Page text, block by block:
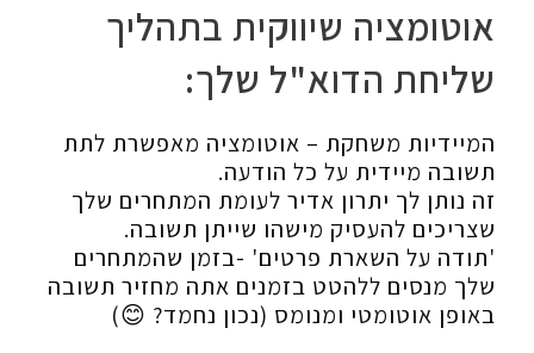
אוטומציה שיווקית בתהליך
שליחת הדוא"ל שלך:
המיידיות משחקת – אוטומציה מאפשרת לתת
תשובה מיידית על כל הודעה.
זה נותן לך יתרון אדיר לעומת המתחרים שלך
שצריכים להעסיק מישהו שייתן תשובה.
'תודה על השארת פרטים' -בזמן שהמתחרים
שלך מנסים ללהטט בזמנים אתה מחזיר תשובה
באופן אוטומטי ומנומס (נכון נחמד? 😊)